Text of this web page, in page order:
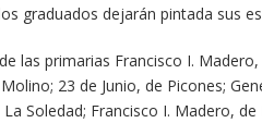
graduados dejarán pintada sus
las primarias Francisco I. Madero,
23 de Junio, de Picones;
Soledad; Francisco I. Madero,